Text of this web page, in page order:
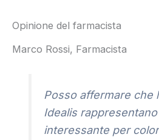
Opinione del farmacista
Marco Rossi, Farmacista
Posso affermare che
Idealis
interessante per